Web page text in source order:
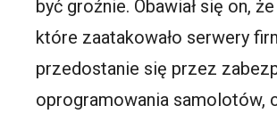
być groźnie. Obawiał się on, że
które zaatakowało serwery
przedostanie się przez
oprogramowania samolotów,